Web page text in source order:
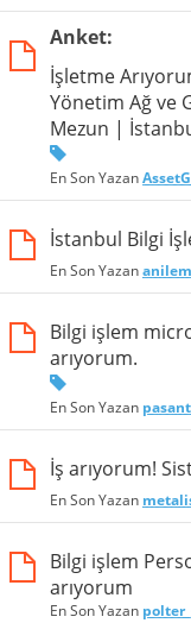
Anket:
İşletme
Yönetim Ağ ve
Mezun |
En Son Yazan
İstanbul Bilgi
En Son Yazan
Bilgi işlem
arıyorum.
En Son Yazan
İş arıyorum!
En Son Yazan
Bilgi işlem
arıyorum
En Son Yazan